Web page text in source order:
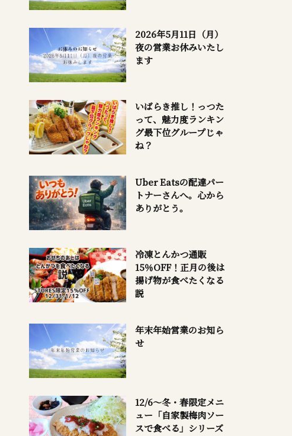
2026年5月11日（月）
夜の営業お休みいたし
ます
いばらき推し！っつた
って、魅力度ランキン
グ最下位グループじゃ
ね？
Uber Eatsの配達パー
トナーさんへ。心から
ありがとう。
冷凍とんかつ通販
15％OFF！正月の後は
揚げ物が食べたくなる
説
年末年始営業のお知ら
せ
12/6～冬・春限定メニ
ュー「自家製梅肉ソー
スで食べる」シリーズ